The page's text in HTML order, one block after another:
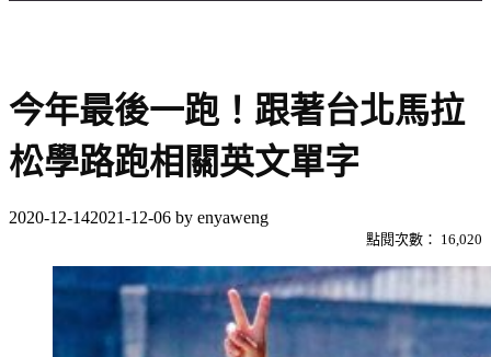
今年最後一跑！跟著台北馬拉
松學路跑相關英文單字
2020-12-142021-12-06 by enyaweng
點閱次數： 16,020